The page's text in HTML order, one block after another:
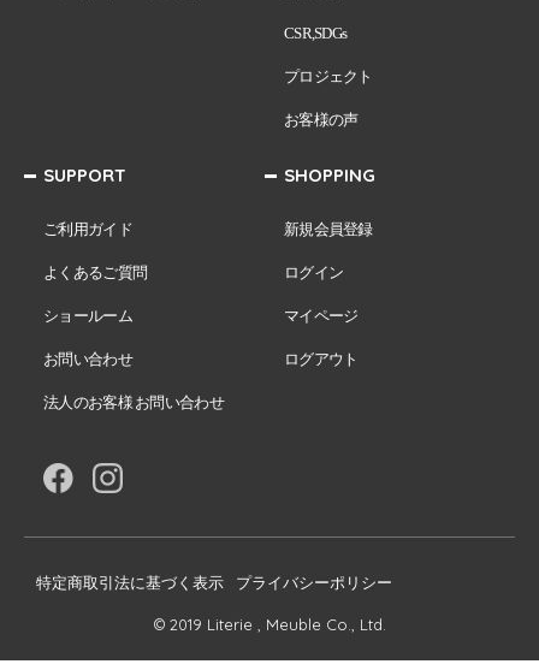
CSR,SDGs
プロジェクト
お客様の声
SUPPORT
ご利用ガイド
よくあるご質問
ショールーム
お問い合わせ
法人のお客様 お問い合わせ
SHOPPING
新規会員登録
ログイン
マイページ
ログアウト
特定商取引法に基づく表示 プライバシーポリシー
© 2019 Literie , Meuble Co., Ltd.